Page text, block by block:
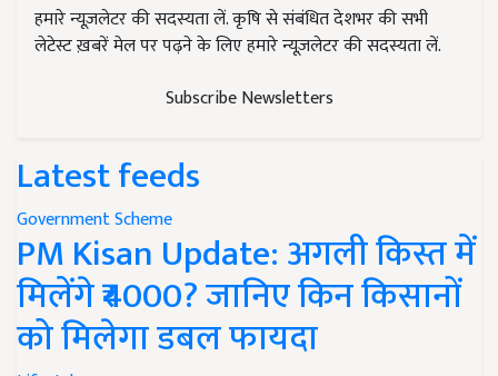
हमारे न्यूज़लेटर की सदस्यता लें. कृषि से संबंधित देशभर की सभी
लेटेस्ट ख़बरें मेल पर पढ़ने के लिए हमारे न्यूज़लेटर की सदस्यता लें.
Subscribe Newsletters
Latest feeds
Government Scheme
PM Kisan Update: अगली किस्त में
मिलेंगे ₹4000? जानिए किन किसानों
को मिलेगा डबल फायदा